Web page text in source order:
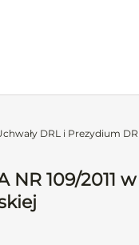
DRL i Prezydium
NR 109/2011